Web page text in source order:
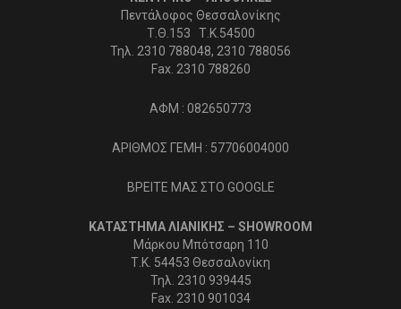
Πεντάλοφος Θεσσαλονίκης
Τ.Θ.153 Τ.Κ.54500
Τηλ. 2310 788048, 2310 788056
Fax. 2310 788260
ΑΦΜ : 082650773
ΑΡΙΘΜΟΣ ΓΕΜΗ : 57706004000
ΒΡΕΙΤΕ ΜΑΣ ΣΤΟ GOOGLE
ΚΑΤΑΣΤΗΜΑ ΛΙΑΝΙΚΗΣ – SHOWROOM
Μάρκου Μπότσαρη 110
Τ.Κ. 54453 Θεσσαλονίκη
Τηλ. 2310 939445
Fax. 2310 901034